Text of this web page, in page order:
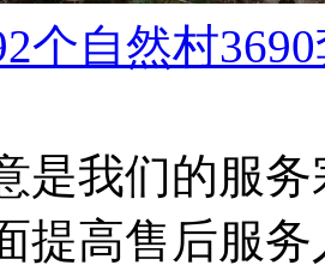
个自然村
是我们的服务
提高售后服